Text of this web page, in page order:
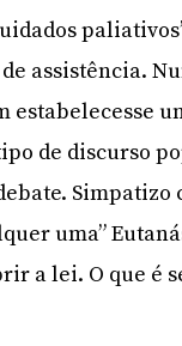
assistência.
estabelecesse
de discurso
Simpatizo
uma”
a lei. O que é